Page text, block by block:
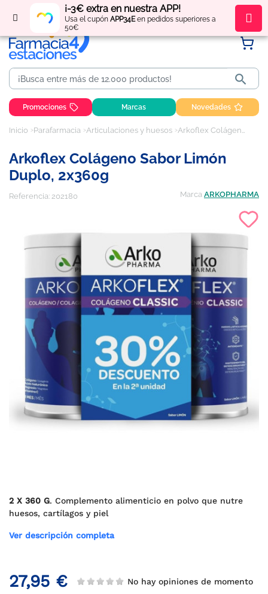
¡-3€ extra en nuestra APP!
Usa el cupón APP34Een pedidos superiores a
50€
Regístratey obténpuntos por tus compras

Promociones Marcas Novedades
Inicio Parafarmacia Articulaciones y huesos Arkoflex Colágeno Sabor Limón Duplo, 2x360g
Arkoflex Colágeno Sabor Limón
Duplo, 2x360g
Referencia: 202180 Marca ARKOPHARMA
2 X 360 G. Complemento alimenticio en polvo que nutre
huesos, cartílagos y piel
Ver descripción completa
27,95 € No hay opiniones de momento